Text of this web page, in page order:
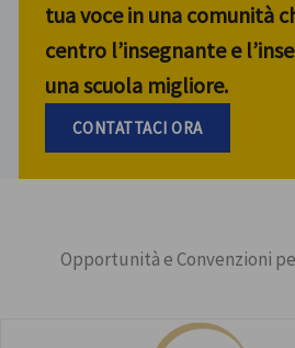
tua voce in una comunità
centro l’insegnante e
una scuola migliore.
CONTATTACI ORA
Opportunità e Convenzioni